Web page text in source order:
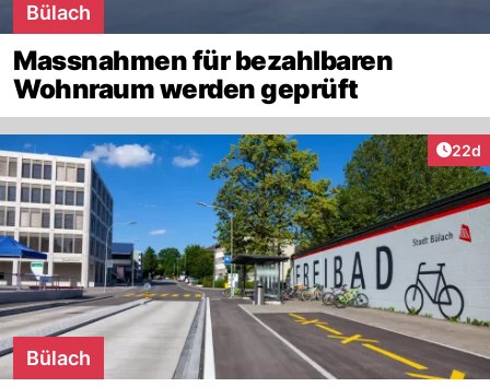
Bülach
Massnahmen für bezahlbaren
Wohnraum werden geprüft
22d
Bülach